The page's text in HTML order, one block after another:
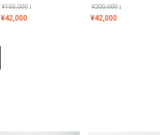
¥155,000↓
¥42,000
¥200,000↓
¥42,000